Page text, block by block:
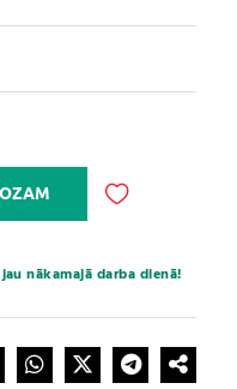
jau nākamajā darba dienā!
e
r
n